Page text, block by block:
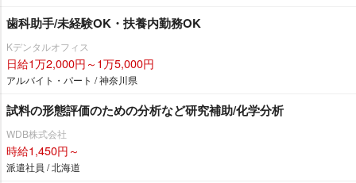
歯科助手/未経験OK・扶養内勤務OK
Kデンタルオフィス
日給1万2,000円～1万5,000円
アルバイト・パート / 神奈川県
試料の形態評価のための分析など研究補助/化学分析
WDB株式会社
時給1,450円～
派遣社員 / 北海道